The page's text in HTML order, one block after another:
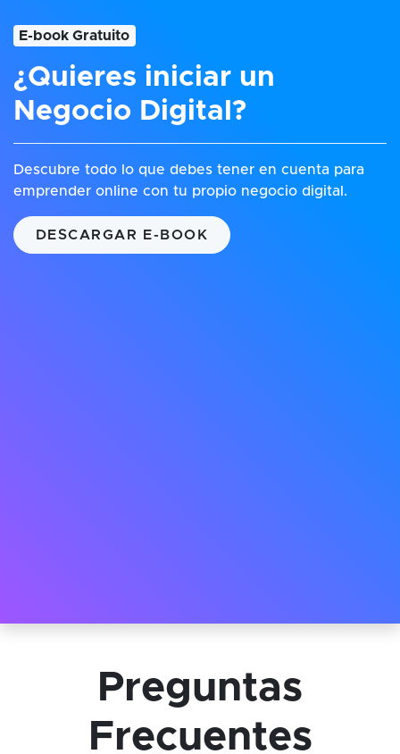
E-book Gratuito
¿Quieres iniciar un
Negocio Digital?
Descubre todo lo que debes tener en cuenta para
emprender online con tu propio negocio digital.
DESCARGAR E-BOOK
Preguntas
Frecuentes